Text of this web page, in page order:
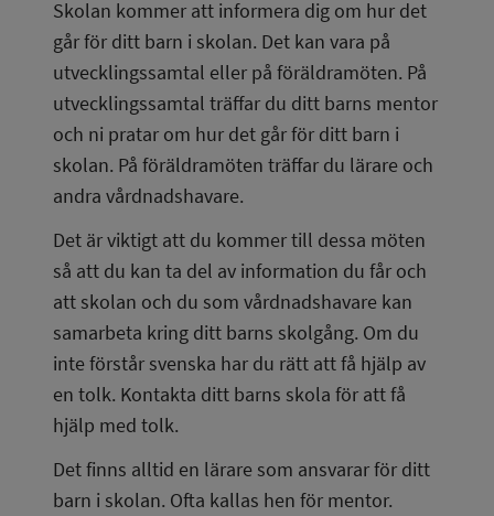
Skolan kommer att informera dig om hur det
går för ditt barn i skolan. Det kan vara på
utvecklingssamtal eller på föräldramöten. På
utvecklingssamtal träffar du ditt barns mentor
och ni pratar om hur det går för ditt barn i
skolan. På föräldramöten träffar du lärare och
andra vårdnadshavare.
Det är viktigt att du kommer till dessa möten
så att du kan ta del av information du får och
att skolan och du som vårdnadshavare kan
samarbeta kring ditt barns skolgång. Om du
inte förstår svenska har du rätt att få hjälp av
en tolk. Kontakta ditt barns skola för att få
hjälp med tolk.
Det finns alltid en lärare som ansvarar för ditt
barn i skolan. Ofta kallas hen för mentor.